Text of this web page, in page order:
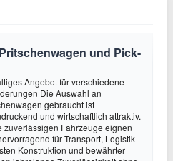
und Pick-
Angebot für verschiedene
Die Auswahl an
gebraucht ist
und wirtschaftlich attraktiv.
zuverlässigen Fahrzeuge eignen
für Transport, Logistik
Konstruktion und bewährter